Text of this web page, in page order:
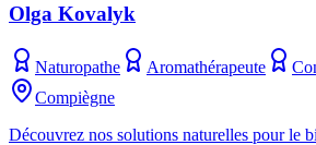
Olga Kovalyk
Naturopathe Aromathérapeute
Compiègne
Découvrez nos solutions naturelles pour le